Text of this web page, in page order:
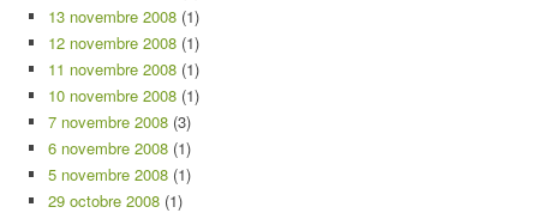
13 novembre 2008 (1)
12 novembre 2008 (1)
11 novembre 2008 (1)
10 novembre 2008 (1)
7 novembre 2008 (3)
6 novembre 2008 (1)
5 novembre 2008 (1)
29 octobre 2008 (1)